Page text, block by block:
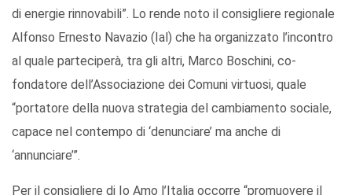
di energie rinnovabili”. Lo rende noto il consigliere regionale
Alfonso Ernesto Navazio (Ial) che ha organizzato l’incontro
al quale parteciperà, tra gli altri, Marco Boschini, co-
fondatore dell’Associazione dei Comuni virtuosi, quale
“portatore della nuova strategia del cambiamento sociale,
capace nel contempo di ‘denunciare’ ma anche di
‘annunciare’”.
Per il consigliere di Io Amo l’Italia occorre “promuovere il